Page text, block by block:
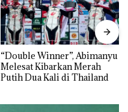
“Double Winner”, Abimanyu
Melesat Kibarkan Merah
Putih Dua Kali di Thailand